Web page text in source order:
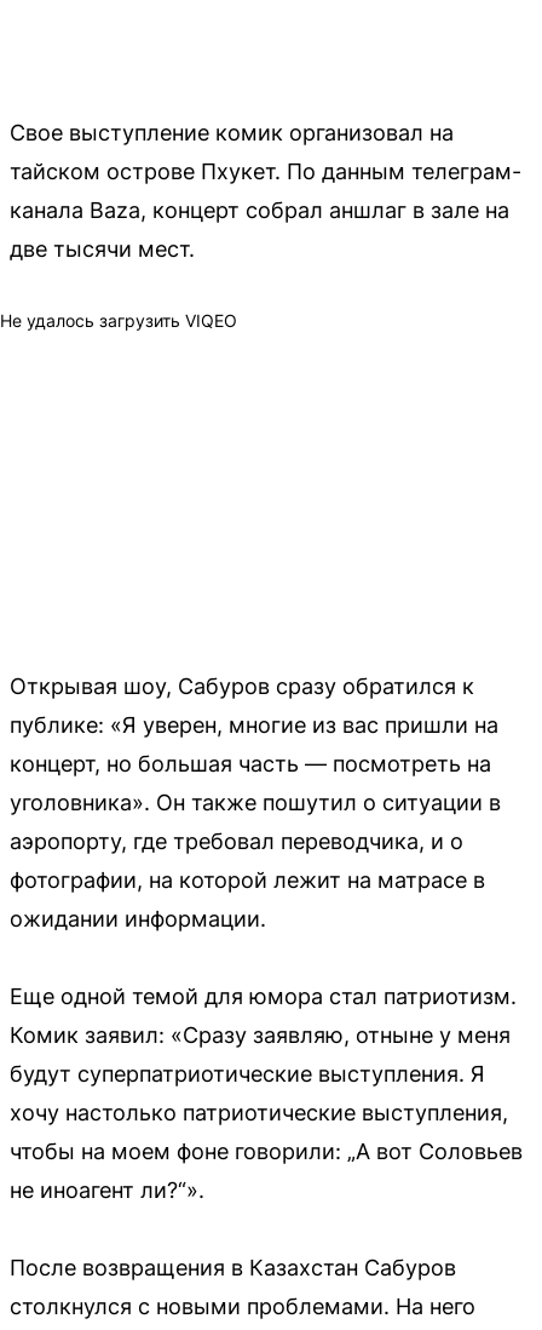
Свое выступление комик организовал на
тайском острове Пхукет. По данным телеграм-
канала Baza, концерт собрал аншлаг в зале на
две тысячи мест.
Не удалось загрузить VIQEO
Открывая шоу, Сабуров сразу обратился к
публике: «Я уверен, многие из вас пришли на
концерт, но большая часть — посмотреть на
уголовника». Он также пошутил о ситуации в
аэропорту, где требовал переводчика, и о
фотографии, на которой лежит на матрасе в
ожидании информации.
Еще одной темой для юмора стал патриотизм.
Комик заявил: «Сразу заявляю, отныне у меня
будут суперпатриотические выступления. Я
хочу настолько патриотические выступления,
чтобы на моем фоне говорили: „А вот Соловьев
не иноагент ли?“».
После возвращения в Казахстан Сабуров
столкнулся с новыми проблемами. На него